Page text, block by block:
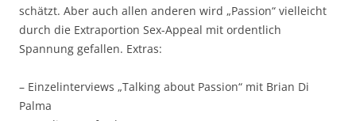
schätzt. Aber auch allen anderen wird „Passion“ vielleicht
durch die Extraportion Sex-Appeal mit ordentlich
Spannung gefallen. Extras:
– Einzelinterviews „Talking about Passion“ mit Brian Di
Palma